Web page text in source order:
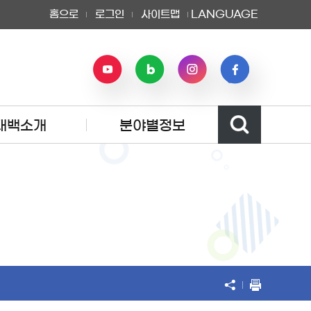
홈으로 로그인 사이트맵 LANGUAGE
백소개 분야별정보